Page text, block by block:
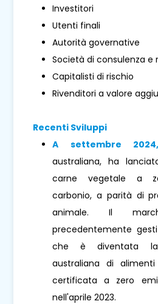
Investitori
Utenti finali
Autorità governative
Società di consulenza e
Capitalisti di rischio
Rivenditori a valore
Recenti Sviluppi
A settembre
australiana, ha
carne vegetale a
carbonio, a parità di
animale. Il
precedentemente
che è diventata la
australiana di
certificata a zero
nell'aprile 2023.